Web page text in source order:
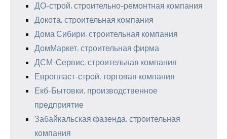
ДО-строй, строительно-ремонтная компания
Докота, строительная компания
Дома Сибири, строительная компания
ДомМаркет, строительная фирма
ДСМ-Сервис, строительная компания
Европласт-строй, торговая компания
Екб-Бытовки, производственное
предприятие
Забайкальская фазенда, строительная
компания